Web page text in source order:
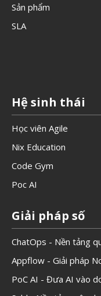
Sản phẩm
SLA
Hệ sinh thái
Học viên Agile
Nix Education
Code Gym
Poc AI
Giải pháp số
ChatOps - Nền tảng
Appflow - Giải pháp
PoC AI - Đưa AI vào